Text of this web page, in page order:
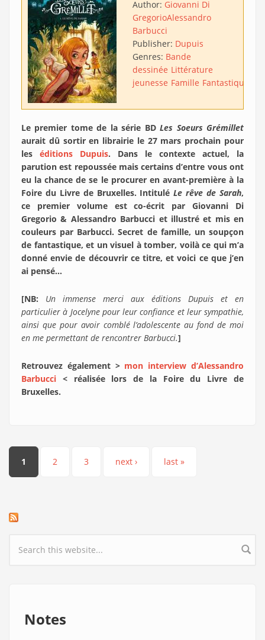
Author: Giovanni Di
GregorioAlessandro
Barbucci
Publisher: Dupuis
Genres: Bande
dessinée Littérature
jeunesse Famille Fantastique
Le premier tome de la série BDLes Soeurs Grémillet
aurait dû sortir en librairie le 27 mars prochain pour
les éditions Dupuis. Dans le contexte actuel, la
parution est repoussée mais certains d’entre vous ont
eu la chance de se le procurer en avant-première à la
Foire du Livre de Bruxelles. Intitulé Le rêve de Sarah,
ce premier volume est co-écrit par Giovanni Di
Gregorio & Alessandro Barbucci et illustré et mis en
couleurs par Barbucci. Secret de famille, un soupçon
de fantastique, et un visuel à tomber, voilà ce qui m’a
donné envie de découvrir ce titre, et voici ce que j’en
ai pensé…
[NB: Un immense merci aux éditions Dupuis et en
particulier à Jocelyne pour leur confiance et leur sympathie,
ainsi que pour avoir comblé l’adolescente au fond de moi
en me permettant de rencontrer Barbucci.]
Retrouvez également > mon interview d’Alessandro
Barbucci < réalisée lors de la Foire du Livre de
Bruxelles.
Pages
1 2 3 next › last »
Search form
Notes